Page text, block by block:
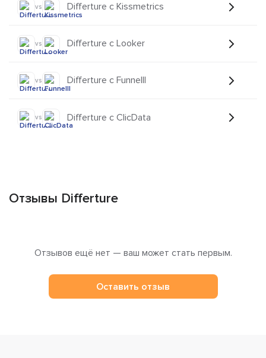
vs Differture с Kissmetrics
vs Differture с Looker
vs Differture с Funnelll
vs Differture с ClicData
Отзывы Differture
Отзывов ещё нет — ваш может стать первым.
Оставить отзыв